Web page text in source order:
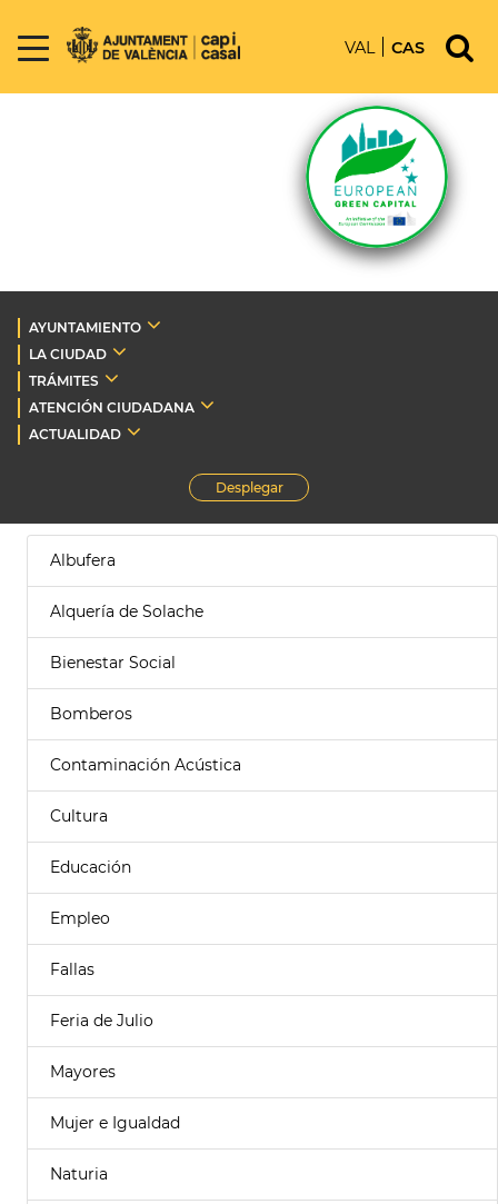
VAL CAS
AYUNTAMIENTO
LA CIUDAD
TRÁMITES
ATENCIÓN CIUDADANA
ACTUALIDAD
Desplegar
Albufera
Alquería de Solache
Bienestar Social
Bomberos
Contaminación Acústica
Cultura
Educación
Empleo
Fallas
Feria de Julio
Mayores
Mujer e Igualdad
Naturia